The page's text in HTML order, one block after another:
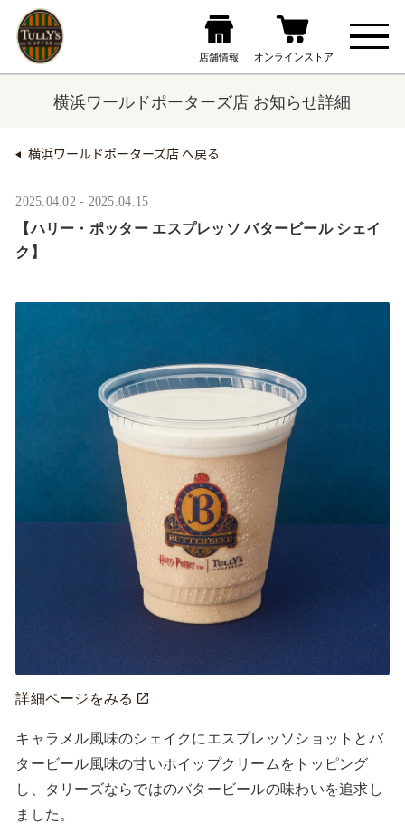
横浜ワールドポーターズ店 お知らせ詳細
横浜ワールドポーターズ店 へ戻る
2025.04.02 - 2025.04.15
【ハリー・ポッター エスプレッソ バタービール シェイ
ク】
詳細ページをみる
キャラメル風味のシェイクにエスプレッソショットとバ
タービール風味の甘いホイップクリームをトッピング
し、タリーズならではのバタービールの味わいを追求し
ました。